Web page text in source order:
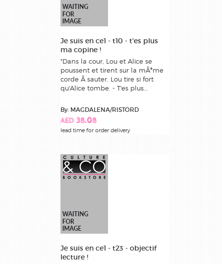
Je suis en ce1 - t10 - t'es plus
ma copine !
"Dans la cour, Lou et Alice se
poussent et tirent sur la mÃªme
corde Ã sauter. Lou tire si fort
qu'Alice tombe. - T'es plus...
By: MAGDALENA/RISTORD
AED 38.08
lead time for order delivery
Je suis en ce1 - t23 - objectif
lecture !